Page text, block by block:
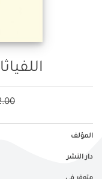
المؤلف
دار النشر